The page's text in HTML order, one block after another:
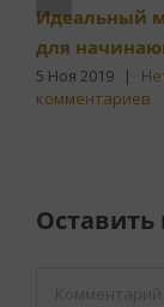
Идеальный
для
5 Ноя 2019 |
комментариев